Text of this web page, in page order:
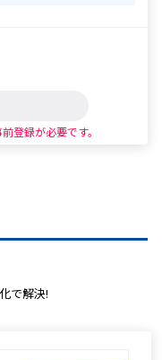
登録が必要です。
で解決!